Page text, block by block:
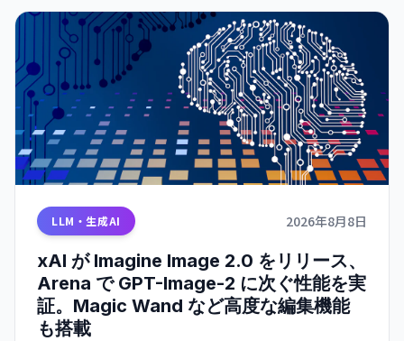
LLM・生成AI 2026年8月8日
xAI が Imagine Image 2.0 をリリース、
Arena で GPT-Image-2 に次ぐ性能を実
証。Magic Wand など高度な編集機能
も搭載